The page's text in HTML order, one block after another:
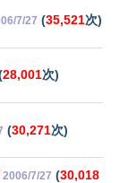
7/27 (35,521次)
28,001次)
(30,271次)
2006/7/27 (30,018